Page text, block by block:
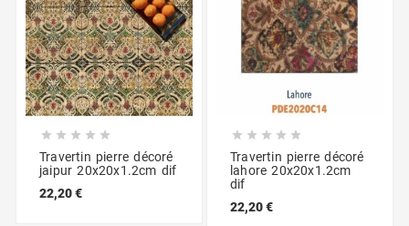
    
Travertin pierre décoré
jaipur 20x20x1.2cm dif
22,20 €
    
Travertin pierre décoré
lahore 20x20x1.2cm
dif
22,20 €